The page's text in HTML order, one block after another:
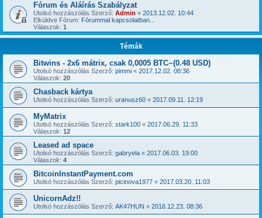
Fórum és Aláírás Szabályzat
Utolsó hozzászólás Szerző: Admin « 2013.12.02. 10:44
Elküldve Fórum: Fórummal kapcsolatban...
Válaszok: 1
Témák
Bitwins - 2x6 mátrix, csak 0,0005 BTC~(0.48 USD)
Utolsó hozzászólás Szerző: pimmi « 2017.12.02. 08:36
Válaszok: 20
Chasback kártya
Utolsó hozzászólás Szerző: uranusz60 « 2017.09.11. 12:19
MyMatrix
Utolsó hozzászólás Szerző: stark100 « 2017.06.29. 11:33
Válaszok: 12
Leased ad space
Utolsó hozzászólás Szerző: gabryela « 2017.06.03. 19:00
Válaszok: 4
BitcoinInstantPayment.com
Utolsó hozzászólás Szerző: picinova1977 « 2017.03.20. 11:03
UnicornAdz!!
Utolsó hozzászólás Szerző: AK47HUN « 2016.12.23. 08:36